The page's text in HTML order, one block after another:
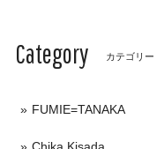
Category カテゴリー
FUMIE=TANAKA